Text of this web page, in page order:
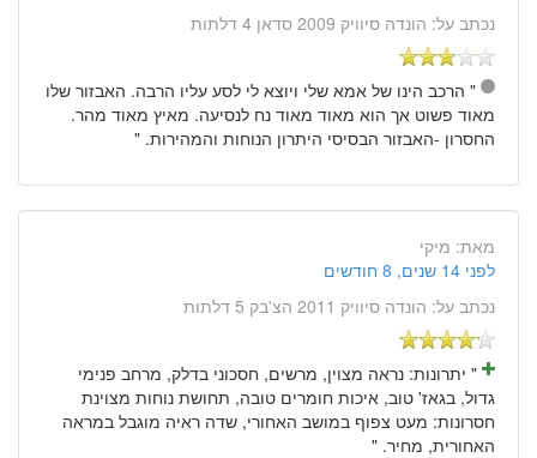
נכתב על: הונדה סיוויק 2009 סדאן 4 דלתות
" הרכב הינו של אמא שלי ויוצא לי לסע עליו הרבה. האבזור שלו
מאוד פשוט אך הוא מאוד מאוד נח לנסיעה. מאיץ מאוד מהר.
החסרון -האבזור הבסיסי היתרון הנוחות והמהירות. "
מאת: מיקי
לפני 14 שנים, 8 חודשים
נכתב על: הונדה סיוויק 2011 הצ'בק 5 דלתות
" יתרונות: נראה מצוין, מרשים, חסכוני בדלק, מרחב פנימי
גדול, בגאז' טוב, איכות חומרים טובה, תחושת נוחות מצוינת
חסרונות: מעט צפוף במושב האחורי, שדה ראיה מוגבל במראה
האחורית, מחיר. "